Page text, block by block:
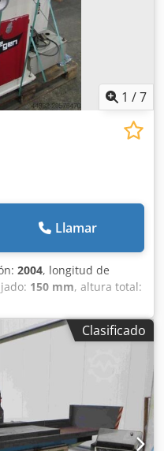
1 /7
Llamar
2004, longitud de
150 mm, altura total:
200 mm, longitud de
150 mm, velocidad
del husillo de
plana, control
300x125 mm,
de refrigerante,
Th Ajx Apcjrf
Clasificado